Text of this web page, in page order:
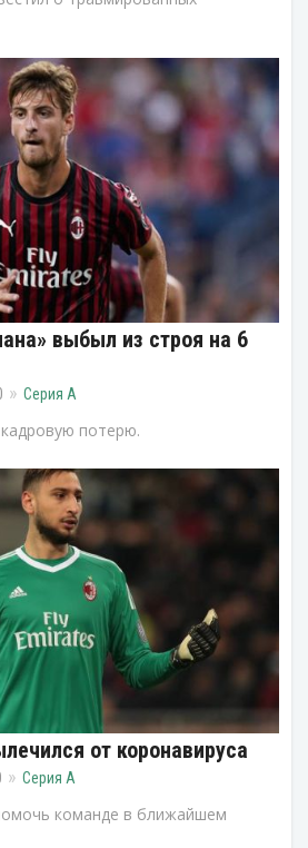
выбыл из строя на 6
Серия А
потерю.
от коронавируса
Серия А
команде в ближайшем